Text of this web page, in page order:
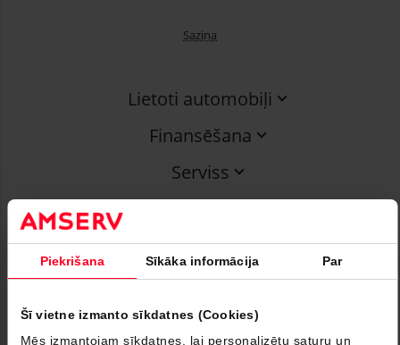
Piekrišana Sīkāka informācija Par
Šī vietne izmanto sīkdatnes (Cookies)
Mēs izmantojam sīkdatnes, lai personalizētu saturu un
Saziņa
Lietoti automobiļi
Finansēšana
Serviss
Par mums
Seko mums
Youtube
Instagram
Facebook